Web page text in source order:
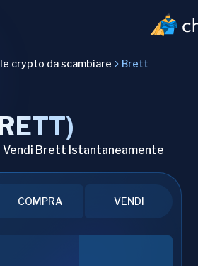
crypto da scambiare Brett
Vendi Brett Istantaneamente
COMPRA VENDI